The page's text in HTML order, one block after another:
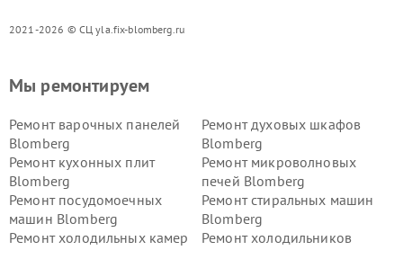
2021-2026 © СЦ yla.fix-blomberg.ru
Мы ремонтируем
Ремонт варочных панелей
Blomberg
Ремонт духовых шкафов
Blomberg
Ремонт кухонных плит
Blomberg
Ремонт микроволновых
печей Blomberg
Ремонт посудомоечных
машин Blomberg
Ремонт стиральных машин
Blomberg
Ремонт холодильных камер
Ремонт холодильников